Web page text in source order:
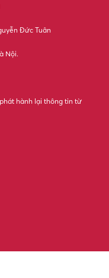
Đức Tuân
Nội.
hành lại thông tin từ